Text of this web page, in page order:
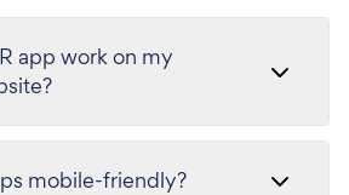
app work on my
mobile-friendly?